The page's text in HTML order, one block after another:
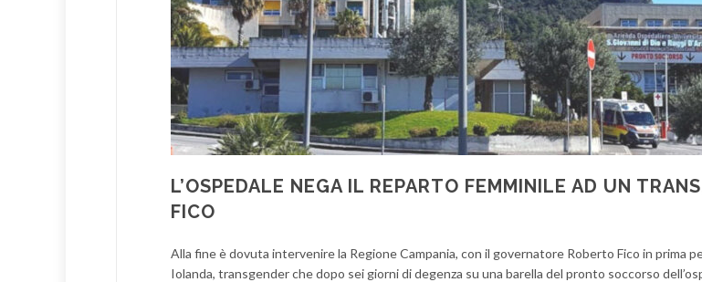
L’OSPEDALE NEGA IL REPARTO FEMMINILE AD UN
FICO
Alla fine è dovuta intervenire la Regione Campania, con il governatore Roberto Fico in prima
Iolanda, transgender che dopo sei giorni di degenza su una barella del pronto soccorso